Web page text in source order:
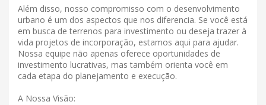
Além disso, nosso compromisso com o desenvolvimento
urbano é um dos aspectos que nos diferencia. Se você está
em busca de terrenos para investimento ou deseja trazer à
vida projetos de incorporação, estamos aqui para ajudar.
Nossa equipe não apenas oferece oportunidades de
investimento lucrativas, mas também orienta você em
cada etapa do planejamento e execução.
A Nossa Visão: